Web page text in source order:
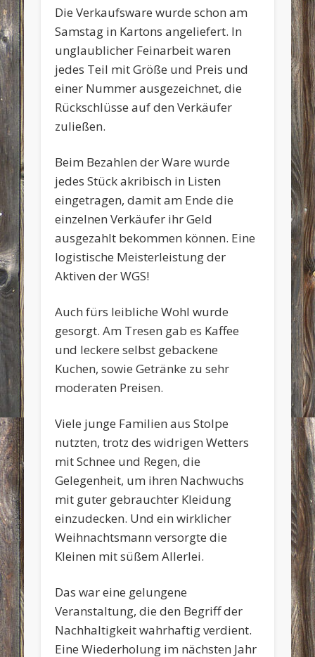
Die Verkaufsware wurde schon am
Samstag in Kartons angeliefert. In
unglaublicher Feinarbeit waren
jedes Teil mit Größe und Preis und
einer Nummer ausgezeichnet, die
Rückschlüsse auf den Verkäufer
zuließen.
Beim Bezahlen der Ware wurde
jedes Stück akribisch in Listen
eingetragen, damit am Ende die
einzelnen Verkäufer ihr Geld
ausgezahlt bekommen können. Eine
logistische Meisterleistung der
Aktiven der WGS!
Auch fürs leibliche Wohl wurde
gesorgt. Am Tresen gab es Kaffee
und leckere selbst gebackene
Kuchen, sowie Getränke zu sehr
moderaten Preisen.
Viele junge Familien aus Stolpe
nutzten, trotz des widrigen Wetters
mit Schnee und Regen, die
Gelegenheit, um ihren Nachwuchs
mit guter gebrauchter Kleidung
einzudecken. Und ein wirklicher
Weihnachtsmann versorgte die
Kleinen mit süßem Allerlei.
Das war eine gelungene
Veranstaltung, die den Begriff der
Nachhaltigkeit wahrhaftig verdient.
Eine Wiederholung im nächsten Jahr